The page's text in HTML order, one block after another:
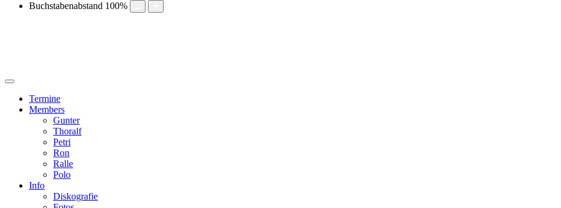
Buchstabenabstand 100%
Termine
Members
Gunter
Thoralf
Petri
Ron
Ralle
Polo
Info
Diskografie